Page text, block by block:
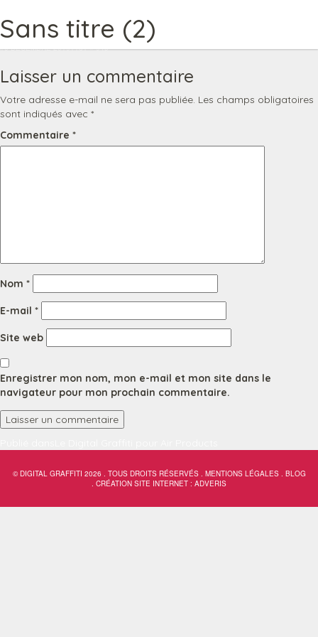
Image suivante
Sans titre (2)
PUBLIÉ
16 DÉCEMBRE 2019TAILLE
1181 × 943
Laisser un commentaire
Votre adresse e-mail ne sera pas publiée. Les champs obligatoires
sont indiqués avec *
Commentaire *
Nom *
E-mail *
Site web
Enregistrer mon nom, mon e-mail et mon site dans le
navigateur pour mon prochain commentaire.
Navigation
de© DIGITAL GRAFFITI 2026 . TOUS DROITS RÉSERVÉS . MENTIONS LÉGALES. BLOG
. CRÉATION SITE INTERNET : ADVERIS